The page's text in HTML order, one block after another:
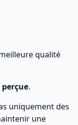
qualité
.
uniquement des
une